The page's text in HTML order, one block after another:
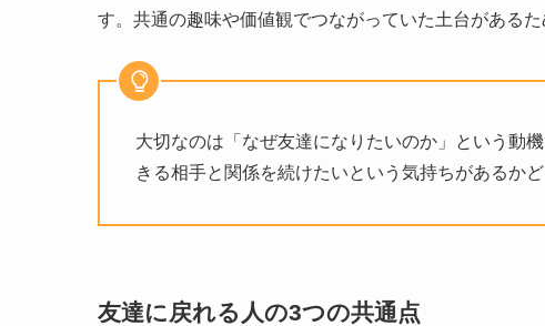
す。共通の趣味や価値観でつながっていた土台がある
大切なのは「なぜ友達になりたいのか」という動
きる相手と関係を続けたいという気持ちがあるか
友達に戻れる人の3つの共通点